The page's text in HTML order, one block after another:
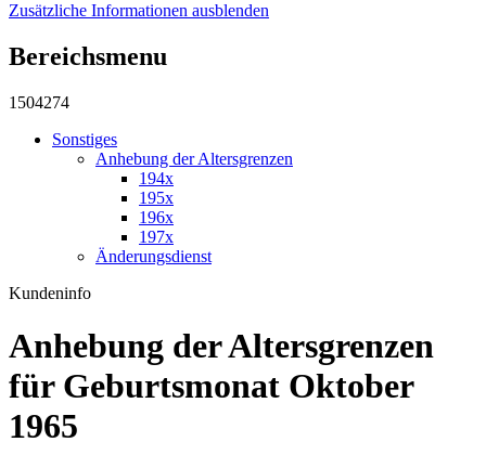
Zusätzliche Informationen ausblenden
Bereichsmenu
1504274
Sonstiges
Anhebung der Altersgrenzen
194x
195x
196x
197x
Änderungsdienst
Kundeninfo
Anhebung der Altersgrenzen
für Geburtsmonat Oktober
1965